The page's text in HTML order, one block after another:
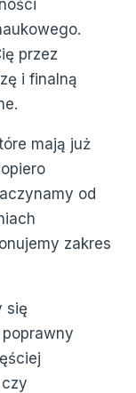
przez
i finalną
mają już
od
zakres
się